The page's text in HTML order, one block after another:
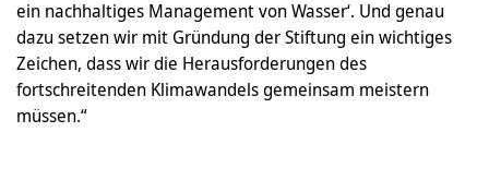
ein nachhaltiges Management von Wasser‘. Und genau
dazu setzen wir mit Gründung der Stiftung ein wichtiges
Zeichen, dass wir die Herausforderungen des
fortschreitenden Klimawandels gemeinsam meistern
müssen.“